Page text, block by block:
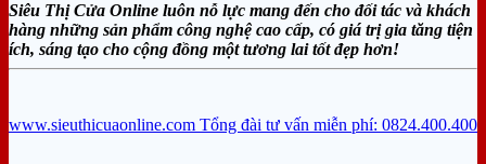
Siêu Thị Cửa Online luôn nỗ lực mang đến cho đối tác và khách
hàng những sản phẩm công nghệ cao cấp, có giá trị gia tăng tiện
ích, sáng tạo cho cộng đồng một tương lai tốt đẹp hơn!
www.sieuthicuaonline.com Tổng đài tư vấn miễn phí: 0824.400.400